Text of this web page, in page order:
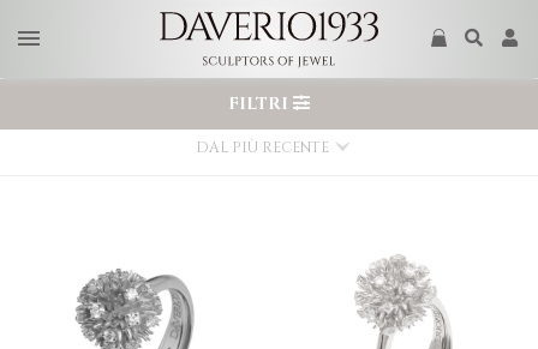
DAL PIÙ RECENTE
FILTRI